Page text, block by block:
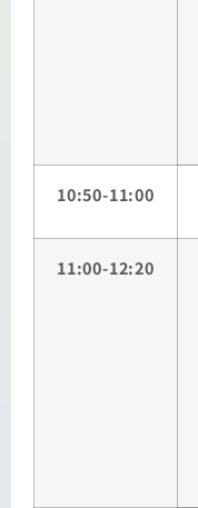
10:50-11:00
11:00-12:20